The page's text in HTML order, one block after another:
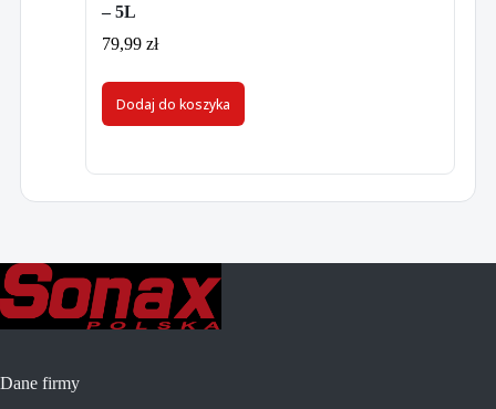
– 5L
79,99 zł
Dodaj do koszyka
Dane firmy